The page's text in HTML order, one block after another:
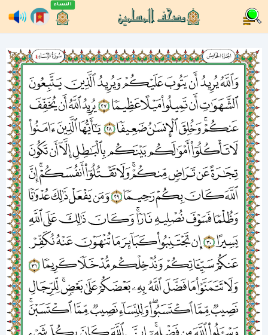
النساء